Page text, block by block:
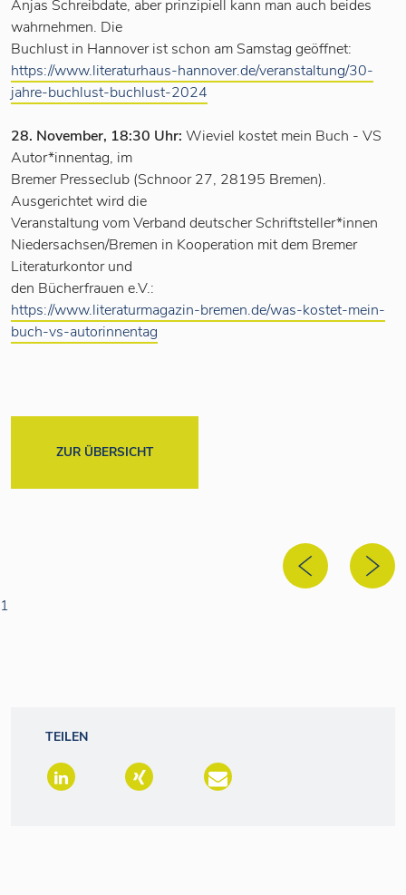
Anjas Schreibdate, aber prinzipiell kann man auch beides
wahrnehmen. Die
Buchlust in Hannover ist schon am Samstag geöffnet:
https://www.literaturhaus-hannover.de/veranstaltung/30-
jahre-buchlust-buchlust-2024
28. November, 18:30 Uhr: Wieviel kostet mein Buch - VS
Autor*innentag, im
Bremer Presseclub (Schnoor 27, 28195 Bremen).
Ausgerichtet wird die
Veranstaltung vom Verband deutscher Schriftsteller*innen
Niedersachsen/Bremen in Kooperation mit dem Bremer
Literaturkontor und
den Bücherfrauen e.V.:
https://www.literaturmagazin-bremen.de/was-kostet-mein-
buch-vs-autorinnentag
ZUR ÜBERSICHT
1
TEILEN